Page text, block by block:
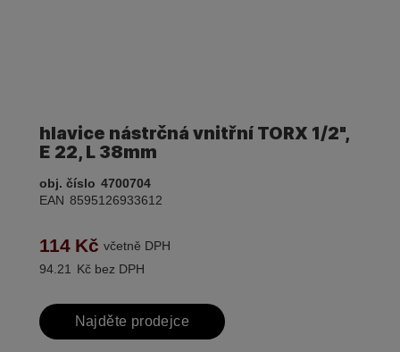
hlavice nástrčná vnitřní TORX 1/2",
E 22, L 38mm
obj. číslo 4700704
EAN 8595126933612
114 Kč včetně DPH
94.21
Kč bez DPH
Najděte prodejce